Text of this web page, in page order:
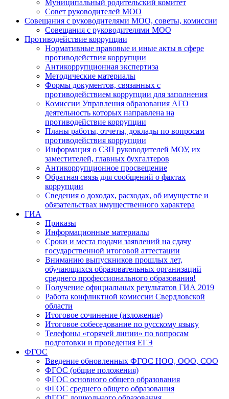
Муниципальный родительский комитет
Совет руководителей МОО
Совещания с руководителями МОО, советы, комиссии
Совещания с руководителями МОО
Противодействие коррупции
Нормативные правовые и иные акты в сфере
противодействия коррупции
Антикоррупционная экспертиза
Методические материалы
Формы документов, связанных с
противодействием коррупции для заполнения
Комиссии Управления образования АГО
деятельность которых направлена на
противодействие коррупции
Планы работы, отчеты, доклады по вопросам
противодействия коррупции
Информация о СЗП руководителей МОУ, их
заместителей, главных бухгалтеров
Антикоррупционное просвещение
Обратная связь для сообщений о фактах
коррупции
Сведения о доходах, расходах, об имуществе и
обязательствах имущественного характера
ГИА
Приказы
Информационные материалы
Сроки и места подачи заявлений на сдачу
государственной итоговой аттестации
Вниманию выпускников прошлых лет,
обучающихся образовательных организаций
среднего профессионального образования!
Получение официальных результатов ГИА 2019
Работа конфликтной комиссии Свердловской
области
Итоговое сочинение (изложение)
Итоговое собеседование по русскому языку
Телефоны «горячей линии» по вопросам
подготовки и проведения ЕГЭ
ФГОС
Введение обновленных ФГОС НОО, ООО, СОО
ФГОС (общие положения)
ФГОС основного общего образования
ФГОС среднего общего образования